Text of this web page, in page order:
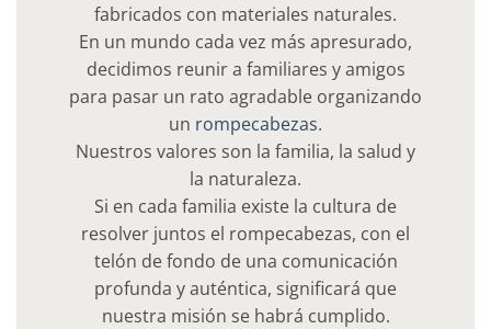
fabricados con materiales naturales.
En un mundo cada vez más apresurado,
decidimos reunir a familiares y amigos
para pasar un rato agradable organizando
un rompecabezas.
Nuestros valores son la familia, la salud y
la naturaleza.
Si en cada familia existe la cultura de
resolver juntos el rompecabezas, con el
telón de fondo de una comunicación
profunda y auténtica, significará que
nuestra misión se habrá cumplido.